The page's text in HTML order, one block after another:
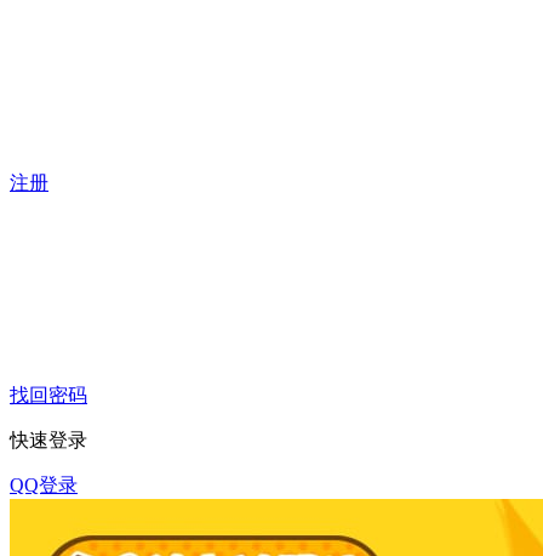
注册
找回密码
快速登录
QQ登录